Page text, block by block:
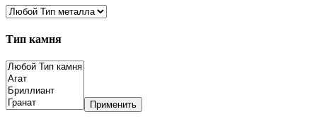
Тип камня
Применить